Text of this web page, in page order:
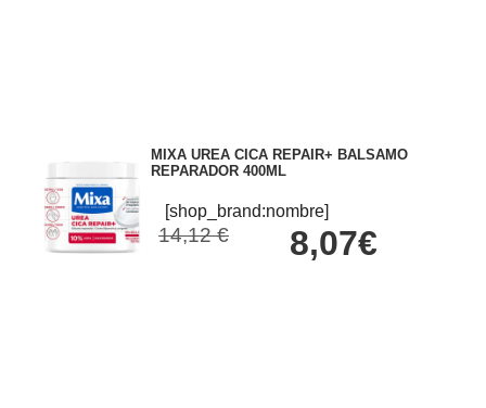
MIXA UREA CICA REPAIR+ BALSAMO
REPARADOR 400ML
[shop_brand:nombre]
14,12 € 8,07€